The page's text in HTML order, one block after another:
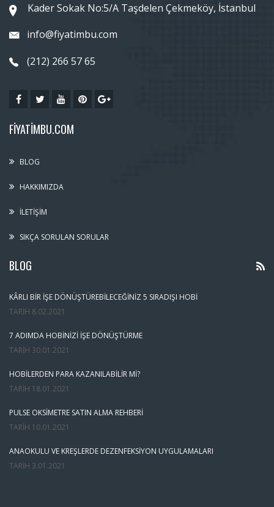
Kader Sokak No:5/A Taşdelen Çekmeköy, İstanbul
info@fiyatimbu.com
(212) 266 57 65
FIYATIMBU.COM
BLOG
HAKKIMIZDA
İLETIŞIM
SIKÇA SORULAN SORULAR
BLOG
KÂRLI BIR İŞE DÖNÜŞTÜREBILECEĞINIZ 5 SIRADIŞI HOBI
TARIH 8.02.2021
7 ADIMDA HOBINIZI İŞE DÖNÜŞTÜRME
TARIH 30.01.2021
HOBILERDEN PARA KAZANILABILIR MI?
TARIH 18.01.2021
PULSE OKSIMETRE SATIN ALMA REHBERI
TARIH 10.01.2021
ANAOKULU VE KREŞLERDE DEZENFEKSIYON UYGULAMALARI
TARIH 3.01.2021